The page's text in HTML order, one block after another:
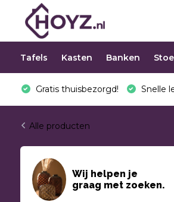
Tafels Kasten Banken
Gratis thuisbezorgd! Snelle
Alle producten
Wij helpen je
graag met zoeken.